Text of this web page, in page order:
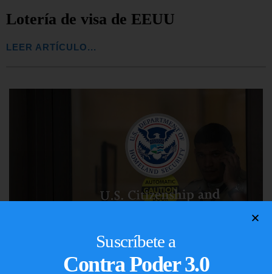
Lotería de visa de EEUU
LEER ARTÍCULO...
Comunistas no son bienvenidos en
Suscríbete a
Contra Poder 3.0